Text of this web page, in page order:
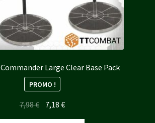
Large Clear Base Pack
PROMO !
7,98€ Le
prix
7,18€Le
prix